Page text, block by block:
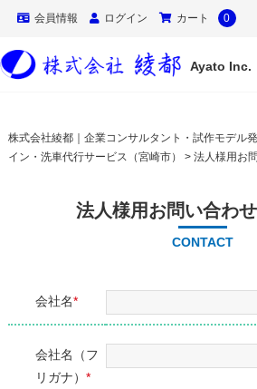
会員情報 ログイン カート 0
Ayato Inc.
株式会社綾都｜企業コンサルタント・試作モデル
イン・洗車代行サービス（宮崎市）
> 法人様用お
法人様用お問い合わ
CONTACT
会社名*
会社名（フ
リガナ） *